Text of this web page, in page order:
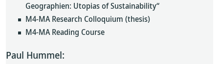
Geographien: Utopias of Sustainability“
M4-MA Research Colloquium (thesis)
M4-MA Reading Course
Paul Hummel: